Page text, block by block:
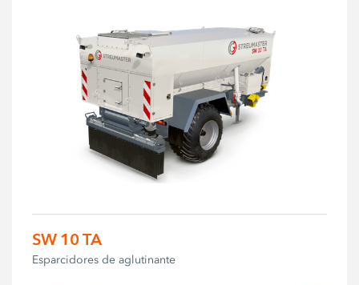
SW 10 TA
Esparcidores de aglutinante